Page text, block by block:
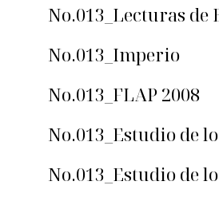
No.013_Lecturas de
No.013_Imperio
No.013_FLAP 2008
No.013_Estudio de
No.013_Estudio de